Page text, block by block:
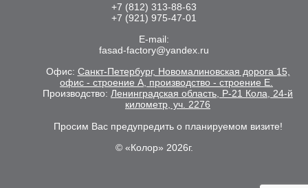
+7 (812) 313-88-63
+7 (921) 975-47-01
E-mail:
fasad-factory@yandex.ru
Офис: Санкт-Петербург, Новомалиновская дорога 15,
офис - строение А, производство - строение Е.
Производство: Ленинградская область, Р-21 Кола, 24-й
километр, уч. 2276
Просим Вас предупредить о планируемом визите!
© «Колор» 2026г.